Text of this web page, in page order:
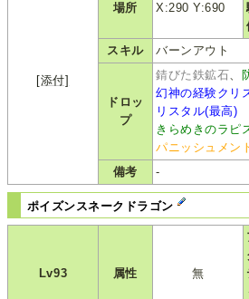
[添付]
場所 X:290 Y:690
スキル
バーンアウト
ドロッ
プ
錆びた鉄鉱石、
幻神の経験クリ
リスタル(最高)
きらめきのラピ
パニッシュメン
備考
-
ポイズンスネークドラゴン
Lv93 属性 無